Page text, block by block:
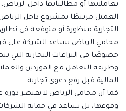
تعاملاتها أو مطالباتها داخل
العميل مرتبطًا بمشروع داخل
التجارية منظورة أو متوقعة في
محامي الرياض يساعد الشركة على
خصوصًا في النزاعات التجارية
وطريقة التعامل مع الموردين
المالية قبل رفع دعوى تجارية.
كما أن محامي الرياض لا يقتصر دوره
وقوعها، بل يساعد في حماية